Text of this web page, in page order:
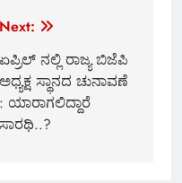
Next:
ಏಪ್ರಿಲ್ ನಲ್ಲಿ ರಾಜ್ಯ ಬಿಜೆಪಿ
ಅಧ್ಯಕ್ಷ ಸ್ಥಾನದ ಚುನಾವಣೆ
: ಯಾರಾಗಲಿದ್ದಾರೆ
ಸಾರಥಿ..?